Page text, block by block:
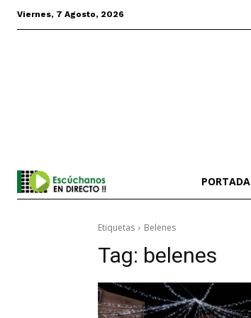
Viernes, 7 Agosto, 2026
PORTADA
Etiquetas Belenes
Tag: belenes